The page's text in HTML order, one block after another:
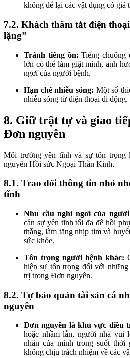
không để lại các vật dụng có giá
7.2. Khách thăm tắt điện
lặng”
Tránh tiếng ồn: Tiếng chuông
lớn có thể làm giật mình, ảnh
ngơi của người bệnh.
Hạn chế nhiễu sóng: Một số
nhiễu sóng từ điện thoại di động.
8. Giữ trật tự và giao
Đơn nguyên
Môi trường yên tĩnh và sự tôn trọng
nguyên Hồi sức Ngoại Thần Kinh.
8.1. Trao đổi thông tin nhỏ
tĩnh
Nhu cầu nghỉ ngơi của
cần sự yên tĩnh tối đa để hồi
thẳng, làm tăng nhịp tim và
sức khỏe.
Tôn trọng người bệnh khác:
hiện sự tôn trọng đối với
trị trong Đơn nguyên.
8.2. Tự bảo quản tài sản cá
nguyên
Đơn nguyên là khu vực điều
hoặc nhầm lẫn, người nhà vui
nhân của mình trong suốt thời
không chịu trách nhiệm về các